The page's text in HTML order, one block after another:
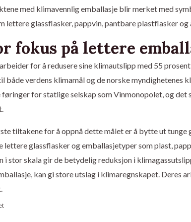
med klimavennlig emballasje blir merket med
lettere glassflasker, pappvin, pantbare plastflasker og
fokus på lettere
for å redusere sine klimautslipp med 55
både verdens klimamål og de norske myndighetenes
for statlige selskap som Vinmonopolet, og
tiltakene for å oppnå dette målet er å bytte ut
lettere glassflasker og emballasjetyper som plast,
i stor skala gir de betydelig reduksjon i
kan gi store utslag i klimaregnskapet. Deres